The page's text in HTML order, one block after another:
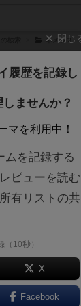
ネメシス
タリエイ
Retaliation
、今回の舞
閉じ
履歴を記録し
ませんか？
マを利用中！
ムを記録する
ビューを読む
有リストの共
（10秒）
X
Facebook